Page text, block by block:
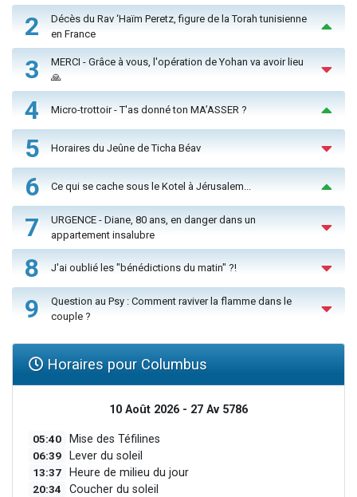
2
Décès du Rav ‘Haïm Peretz, figure de la Torah tunisienne
en France
3
MERCI - Grâce à vous, l'opération de Yohan va avoir lieu
🙏
4 Micro-trottoir - T'as donné ton MA’ASSER ?
5 Horaires du Jeûne de Ticha Béav
6 Ce qui se cache sous le Kotel à Jérusalem...
7
URGENCE - Diane, 80 ans, en danger dans un
appartement insalubre
8 J'ai oublié les "bénédictions du matin" ?!
9
Question au Psy : Comment raviver la flamme dans le
couple ?
Horaires pour Columbus
10 Août 2026 - 27 Av 5786
05:40 Mise des Téfilines
06:39 Lever du soleil
13:37 Heure de milieu du jour
20:34 Coucher du soleil